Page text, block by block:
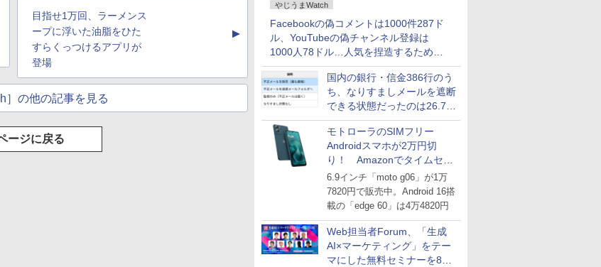
やじうまWatch
Facebookの偽コメントは1000件287ド
ル、YouTubeの偽チャンネル登録は
1000人78ドル…人気を捏造するための
価格リストが公開中
国内の銀行・信金386行のう
ち、なりすましメールを遮断
できる状態だったのは26.7％
にとどまる～GMOブランド
セキュリティ調査
モトローラのSIMフリー
Androidスマホが2万円切
り！ Amazonでタイムセー
ル
6.9インチ「moto g06」が1万
7820円で販売中。Android 16搭
載の「edge 60」は4万4820円
Web担当者Forum、「生成
AI×マーケティング」をテー
マにした無料セミナーを8月
目指せ1万回、ラーメンス
ープに浮いた油脂をひた
すらくっつけるアプリが
登場
▲
］の他の記事を見る
ージに戻る